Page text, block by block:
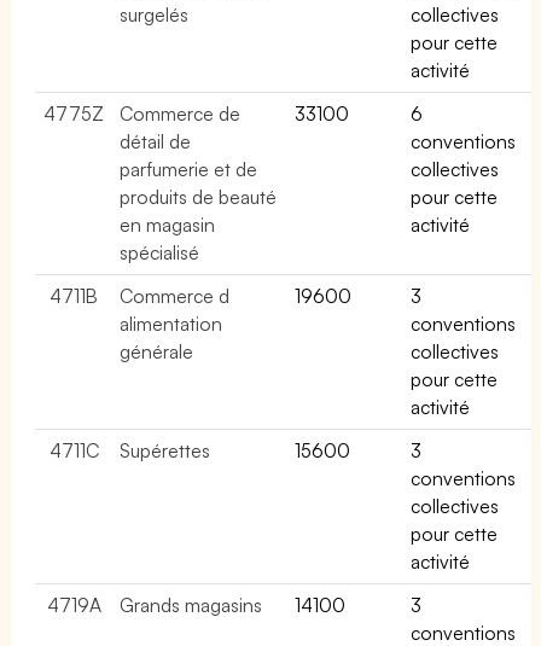
surgelés
collectives
pour cette
activité
4775Z
Commerce de
détail de
parfumerie et de
produits de beauté
en magasin
spécialisé
33100
6
conventions
collectives
pour cette
activité
4711B
Commerce d
alimentation
générale
19600
3
conventions
collectives
pour cette
activité
4711C
Supérettes 15600
3
conventions
collectives
pour cette
activité
4719A
Grands magasins 14100
3
conventions